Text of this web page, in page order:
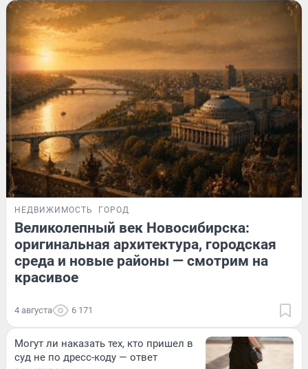
НЕДВИЖИМОСТЬ ГОРОД
Великолепный век Новосибирска:
оригинальная архитектура, городская
среда и новые районы — смотрим на
красивое
4 августа 6 171
Могут ли наказать тех, кто пришел в
суд не по дресс-коду — ответ